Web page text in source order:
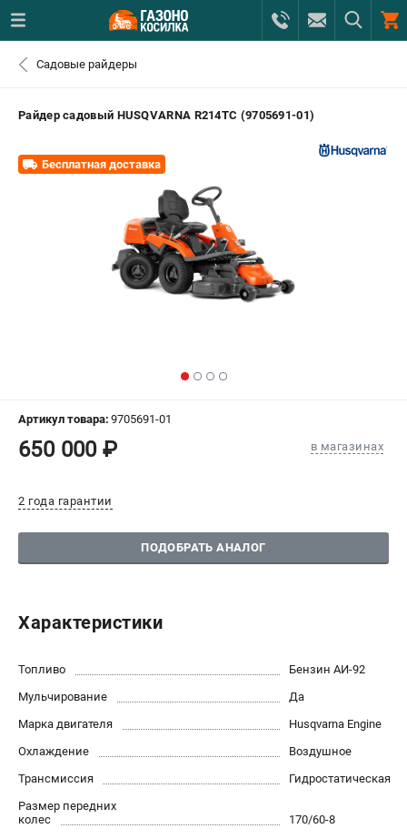
СЕРВИС
СРАВНЕНИЕ ( 0 )
ВХОД ИЛИ РЕГИСТРАЦИЯ
ЗАКАЗАТЬ ЗАПЧАСТЬ
- ЗАКАЗ ЗАПЧАСТЕЙ
+7 (812) 615-80-17 - ЗАКАЗ ИЗДЕЛИЙ
САНКТ-ПЕТЕРБУРГ
0 ₽
ИНФОРМАЦИЯ
О компании
Новости
Юридическим лицам
Как нас найти
Садовые райдеры
Райдер садовый HUSQVARNA R214TC (9705691-01)
Бесплатная доставка
Артикул товара: 9705691-01
650 000 ₽ в магазинах
2 года гарантии
ПОДОБРАТЬ АНАЛОГ
Характеристики
Топливо
Бензин АИ-92
Мульчирование
Да
Марка двигателя
Husqvarna Engine
Охлаждение
Воздушное
Трансмиссия
Гидростатическая
Размер передних
колес
170/60-8